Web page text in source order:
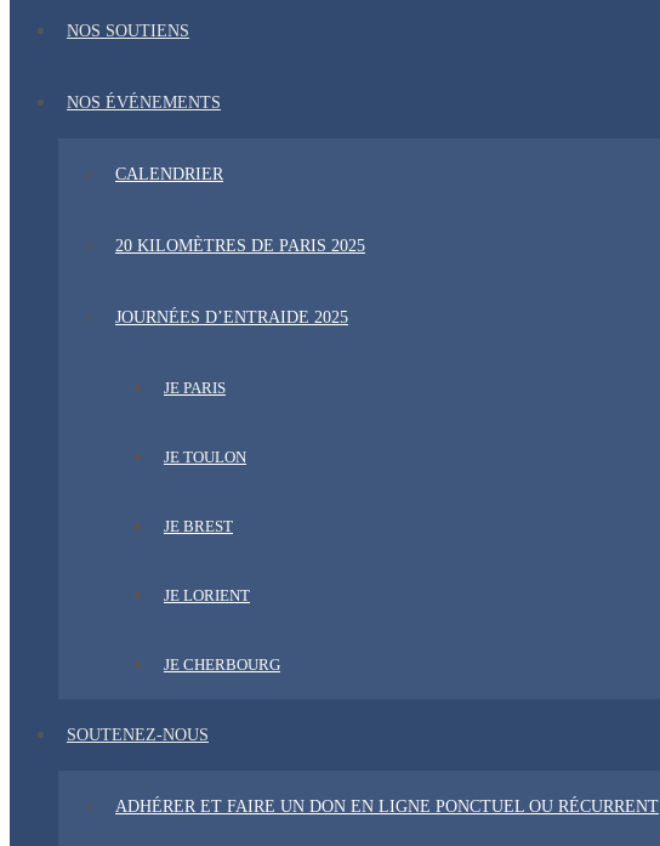
NOS SOUTIENS
NOS ÉVÉNEMENTS
CALENDRIER
20 KILOMÈTRES DE PARIS 2025
JOURNÉES D’ENTRAIDE 2025
JE PARIS
JE TOULON
JE BREST
JE LORIENT
JE CHERBOURG
SOUTENEZ-NOUS
ADHÉRER ET FAIRE UN DON EN LIGNE PONCTUEL OU RÉCURRENT